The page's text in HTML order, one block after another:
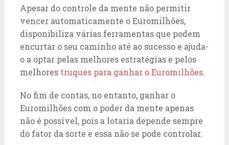
Apesar do controle da mente não permitir
vencer automaticamente o Euromilhões,
disponibiliza várias ferramentas que podem
encurtar o seu caminho até ao sucesso e ajuda-
o a optar pelas melhores estratégias e pelos
melhores truques para ganhar o Euromilhões.
No fim de contas, no entanto, ganhar o
Euromilhões com o poder da mente apenas
não é possível, pois a lotaria depende sempre
do fator da sorte e essa não se pode controlar.